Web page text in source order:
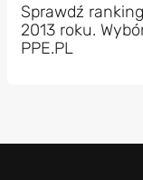
Sprawdź
2013 roku.
PPE.PL